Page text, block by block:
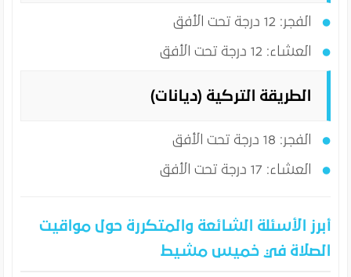
الفجر: 12 درجة تحت الأفق
العشاء: 12 درجة تحت الأفق
الطريقة التركية (ديانات)
الفجر: 18 درجة تحت الأفق
العشاء: 17 درجة تحت الأفق
أبرز الأسئلة الشائعة والمتكررة حول مواقيت
الصلاة في خميس مشيط